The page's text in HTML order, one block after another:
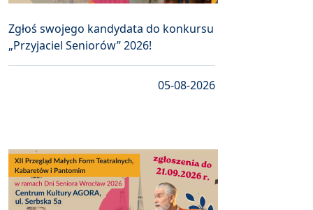
Zgłoś swojego kandydata do konkursu
„Przyjaciel Seniorów” 2026!
05-08-2026